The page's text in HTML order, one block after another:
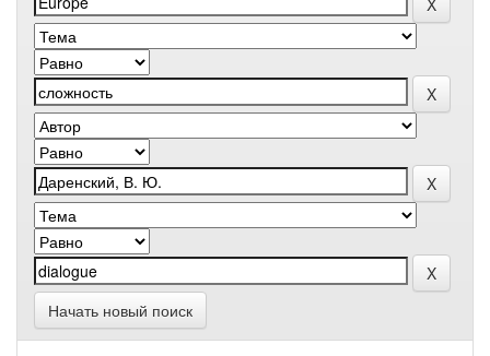
Начать новый поиск